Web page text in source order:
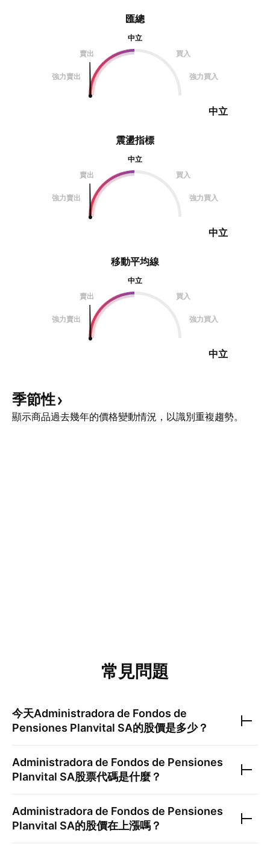
震盪指標
中立
賣出
買入
強力賣出 強力買入
中立
匯總
中立
賣出
買入
強力賣出 強力買入
中立
移動平均線
中立
賣出
買入
強力賣出 強力買入
中立
季節性
顯示商品過去幾年的價格變動情況，以識別重複趨勢。
常見問題
今天Administradora de Fondos de
Pensiones Planvital SA的股價是多少？
Administradora de Fondos de Pensiones
Planvital SA股票代碼是什麼？
Administradora de Fondos de Pensiones
Planvital SA的股價在上漲嗎？